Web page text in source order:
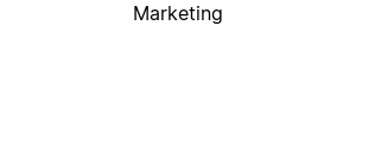
Marketing